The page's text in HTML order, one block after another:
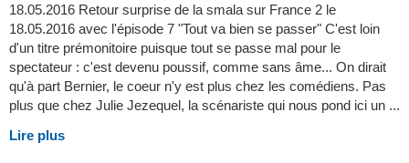
18.05.2016 Retour surprise de la smala sur France 2 le
18.05.2016 avec l'épisode 7 "Tout va bien se passer" C'est loin
d'un titre prémonitoire puisque tout se passe mal pour le
spectateur : c'est devenu poussif, comme sans âme... On dirait
qu'à part Bernier, le coeur n'y est plus chez les comédiens. Pas
plus que chez Julie Jezequel, la scénariste qui nous pond ici un ...
Lire plus